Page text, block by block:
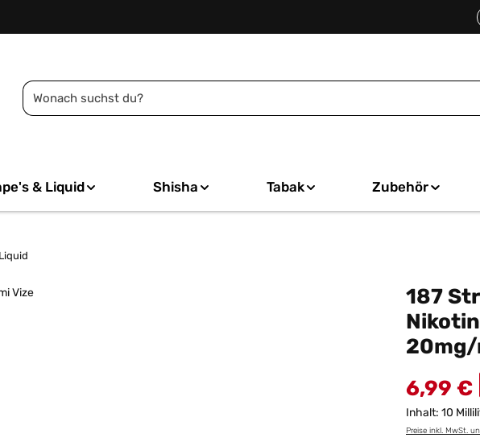
& Liquid Shisha Tabak Zubehör
187
20mg/
6,99 €
Inhalt: 10
Preise inkl. MwSt.